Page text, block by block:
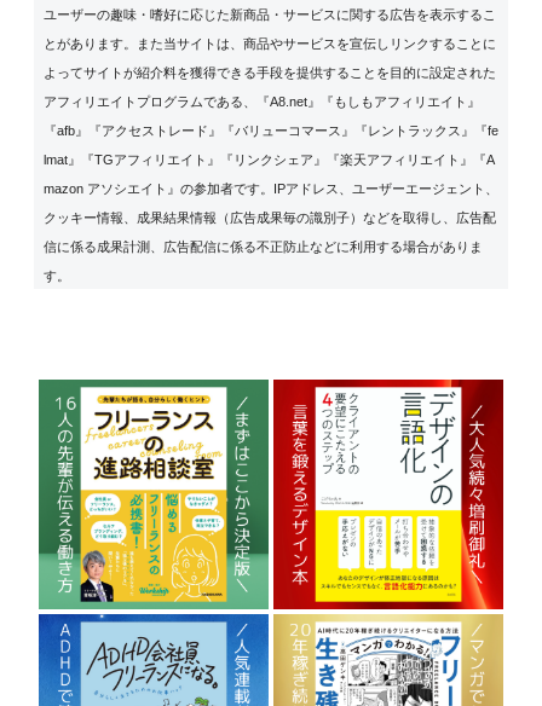
ユーザーの趣味・嗜好に応じた新商品・サービスに関する広告を表示するこ
とがあります。また当サイトは、商品やサービスを宣伝しリンクすることに
よってサイトが紹介料を獲得できる手段を提供することを目的に設定された
アフィリエイトプログラムである、『A8.net』『もしもアフィリエイト』
『afb』『アクセストレード』『バリューコマース』『レントラックス』『fe
lmat』『TGアフィリエイト』『リンクシェア』『楽天アフィリエイト』『A
mazon アソシエイト』の参加者です。IPアドレス、ユーザーエージェント、
クッキー情報、成果結果情報（広告成果毎の識別子）などを取得し、広告配
信に係る成果計測、広告配信に係る不正防止などに利用する場合がありま
す。